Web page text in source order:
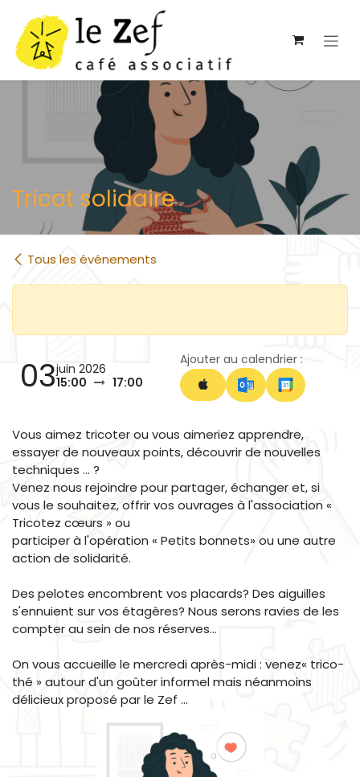
Tricot solidaire
Tous les événements
03juin 2026
15:00
17:00
Ajouter au calendrier :
Vous aimez tricoter ou vous aimeriez apprendre,
essayer de nouveaux points, découvrir de nouvelles
techniques ... ?
Venez nous rejoindre pour partager, échanger et, si
vous le souhaitez, offrir vos ouvrages à l'association «
Tricotez cœurs » ou
participer à l'opération « Petits bonnets» ou une autre
action de solidarité.
Des pelotes encombrent vos placards? Des aiguilles
s'ennuient sur vos étagères? Nous serons ravies de les
compter au sein de nos réserves...
On vous accueille le mercredi après-midi : venez« trico-
thé » autour d'un goûter informel mais néanmoins
délicieux proposé par le Zef ...